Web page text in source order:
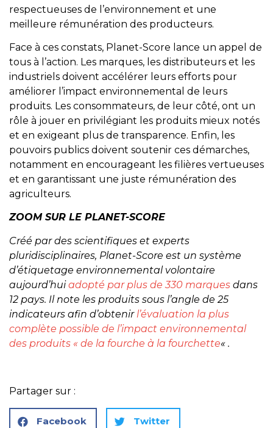
respectueuses de l’environnement et une
meilleure rémunération des producteurs.
Face à ces constats, Planet-Score lance un appel de
tous à l’action. Les marques, les distributeurs et les
industriels doivent accélérer leurs efforts pour
améliorer l’impact environnemental de leurs
produits. Les consommateurs, de leur côté, ont un
rôle à jouer en privilégiant les produits mieux notés
et en exigeant plus de transparence. Enfin, les
pouvoirs publics doivent soutenir ces démarches,
notamment en encourageant les filières vertueuses
et en garantissant une juste rémunération des
agriculteurs.
ZOOM SUR LE PLANET-SCORE
Créé par des scientifiques et experts
pluridisciplinaires, Planet-Score est un système
d’étiquetage environnemental volontaire
aujourd’huiadopté par plus de 330 marques dans
12 pays. Il note les produits sous l’angle de 25
indicateurs afin d’obtenir l’évaluation la plus
complète possible de l’impact environnemental
des produits « de la fourche à la fourchette« .
Partager sur :
Facebook Twitter